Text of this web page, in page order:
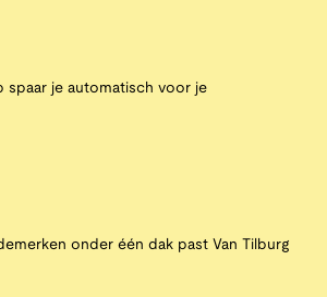
spaar je automatisch voor je
onder één dak past Van Tilburg